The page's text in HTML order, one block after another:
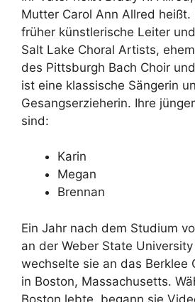
Mutter Carol Ann Allred heißt.
früher künstlerische Leiter
Salt Lake Choral Artists,
des Pittsburgh Bach Choir
ist eine klassische Sängerin
Gesangserzieherin. Ihre
sind:
Karin
Megan
Brennan
Ein Jahr nach dem Studium
an der Weber State
wechselte sie an das Berklee
in Boston, Massachusetts.
Boston lebte, begann sie